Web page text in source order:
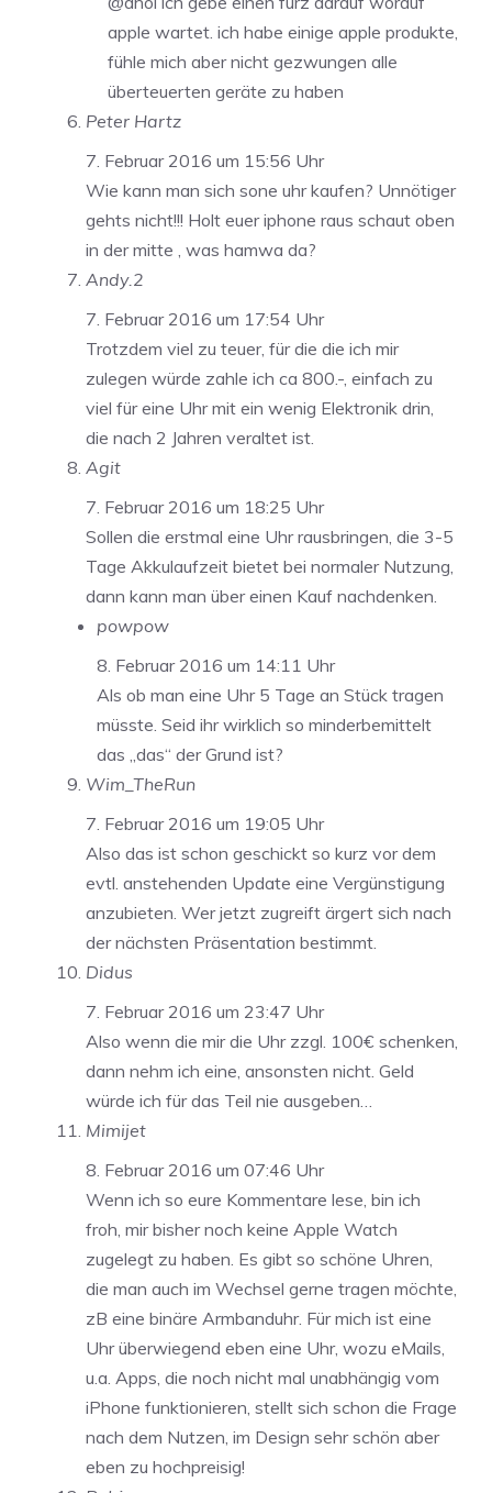
apple wartet. ich habe einige apple produkte,
fühle mich aber nicht gezwungen alle
überteuerten geräte zu haben
Peter Hartz
7. Februar 2016 um 15:56 Uhr
Wie kann man sich sone uhr kaufen? Unnötiger
gehts nicht!!! Holt euer iphone raus schaut oben
in der mitte , was hamwa da?
Andy.2
7. Februar 2016 um 17:54 Uhr
Trotzdem viel zu teuer, für die die ich mir
zulegen würde zahle ich ca 800.-, einfach zu
viel für eine Uhr mit ein wenig Elektronik drin,
die nach 2 Jahren veraltet ist.
Agit
7. Februar 2016 um 18:25 Uhr
Sollen die erstmal eine Uhr rausbringen, die 3-5
Tage Akkulaufzeit bietet bei normaler Nutzung,
dann kann man über einen Kauf nachdenken.
powpow
8. Februar 2016 um 14:11 Uhr
Als ob man eine Uhr 5 Tage an Stück tragen
müsste. Seid ihr wirklich so minderbemittelt
das „das“ der Grund ist?
Wim_TheRun
7. Februar 2016 um 19:05 Uhr
Also das ist schon geschickt so kurz vor dem
evtl. anstehenden Update eine Vergünstigung
anzubieten. Wer jetzt zugreift ärgert sich nach
der nächsten Präsentation bestimmt.
Didus
7. Februar 2016 um 23:47 Uhr
Also wenn die mir die Uhr zzgl. 100€ schenken,
dann nehm ich eine, ansonsten nicht. Geld
würde ich für das Teil nie ausgeben…
Mimijet
8. Februar 2016 um 07:46 Uhr
Wenn ich so eure Kommentare lese, bin ich
froh, mir bisher noch keine Apple Watch
zugelegt zu haben. Es gibt so schöne Uhren,
die man auch im Wechsel gerne tragen möchte,
zB eine binäre Armbanduhr. Für mich ist eine
Uhr überwiegend eben eine Uhr, wozu eMails,
u.a. Apps, die noch nicht mal unabhängig vom
iPhone funktionieren, stellt sich schon die Frage
nach dem Nutzen, im Design sehr schön aber
eben zu hochpreisig!